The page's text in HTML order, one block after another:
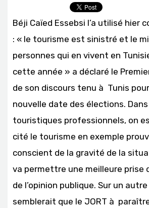
Béji Caïed Essebsi l’a utilisé hier
: « le tourisme est sinistré et le
personnes qui en vivent en
cette année » a déclaré le
de son discours tenu à Tunis
nouvelle date des élections.
touristiques professionnels, on
cité le tourisme en exemple
conscient de la gravité de la
va permettre une meilleure prise
de l’opinion publique. Sur un
semblerait que le JORT à